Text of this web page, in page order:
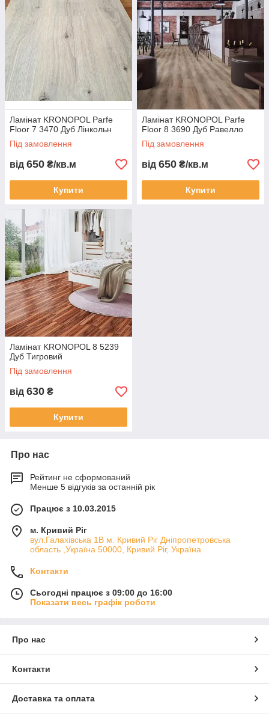
Ламінат KRONOPOL Parfe
Floor 7 3470 Дуб Лінкольн
Під замовлення
від 650 ₴/кв.м
Купити
Ламінат KRONOPOL Parfe
Floor 8 3690 Дуб Равелло
Під замовлення
від 650 ₴/кв.м
Купити
Ламінат KRONOPOL 8 5239
Дуб Тигровий
Під замовлення
від 630 ₴
Купити
Про нас
Рейтинг не сформований
Менше 5 відгуків за останній рік
Працює з 10.03.2015
м. Кривий Ріг
вул.Галахівська 1В м. Кривий Ріг Дніпропетровська
область ,Україна 50000, Кривий Ріг, Україна
Контакти
Сьогодні працює з 09:00 до 16:00
Показати весь графік роботи
Про нас
Контакти
Доставка та оплата